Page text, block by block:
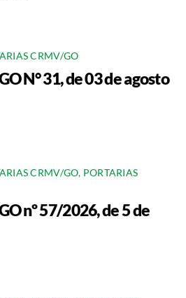
CRMV/GO
N° 31, de 03 de agosto
CRMV/GO, PORTARIAS
nº 57/2026, de 5 de